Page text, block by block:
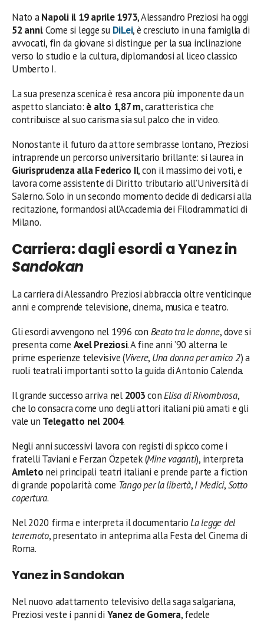
Nato aNapoli il 19 aprile 1973, Alessandro Preziosi ha oggi
52 anni. Come si legge su DiLei, è cresciuto in una famiglia di
avvocati, fin da giovane si distingue per la sua inclinazione
verso lo studio e la cultura, diplomandosi al liceo classico
Umberto I.
La sua presenza scenica è resa ancora più imponente da un
aspetto slanciato: è alto 1,87 m, caratteristica che
contribuisce al suo carisma sia sul palco che in video.
Nonostante il futuro da attore sembrasse lontano, Preziosi
intraprende un percorso universitario brillante: si laurea in
Giurisprudenza alla Federico II, con il massimo dei voti, e
lavora come assistente di Diritto tributario all’Università di
Salerno. Solo in un secondo momento decide di dedicarsi alla
recitazione, formandosi all’Accademia dei Filodrammatici di
Milano.
Carriera: dagli esordi a Yanez in
Sandokan
La carriera di Alessandro Preziosi abbraccia oltre venticinque
anni e comprende televisione, cinema, musica e teatro.
Gli esordi avvengono nel 1996 con Beato tra le donne, dove si
presenta come Axel Preziosi. A fine anni ’90 alterna le
prime esperienze televisive (Vivere, Una donna per amico 2) a
ruoli teatrali importanti sotto la guida di Antonio Calenda.
Il grande successo arriva nel 2003conElisa di Rivombrosa,
che lo consacra come uno degli attori italiani più amati e gli
vale un Telegatto nel 2004.
Negli anni successivi lavora con registi di spicco come i
fratelli Taviani e Ferzan Özpetek (Mine vaganti), interpreta
Amleto nei principali teatri italiani e prende parte a fiction
di grande popolarità come Tango per la libertà,I Medici,Sotto
copertura.
Nel 2020 firma e interpreta il documentarioLa legge del
terremoto, presentato in anteprima alla Festa del Cinema di
Roma.
Yanez in Sandokan
Nel nuovo adattamento televisivo della saga salgariana,
Preziosi veste i panni di Yanez de Gomera, fedele